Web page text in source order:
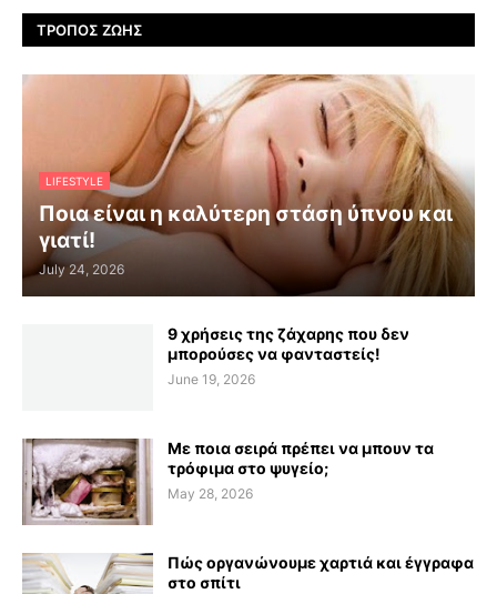
ΤΡΌΠΟΣ ΖΩΉΣ
LIFESTYLE
Ποια είναι η καλύτερη στάση ύπνου και
γιατί!
July 24, 2026
9 χρήσεις της ζάχαρης που δεν
μπορούσες να φανταστείς!
June 19, 2026
Με ποια σειρά πρέπει να μπουν τα
τρόφιμα στο ψυγείο;
May 28, 2026
Πώς οργανώνουμε χαρτιά και έγγραφα
στο σπίτι